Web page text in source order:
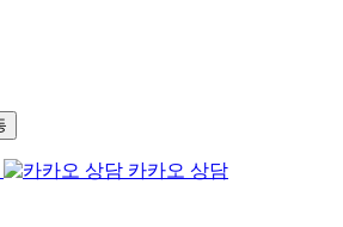
카카오 상담